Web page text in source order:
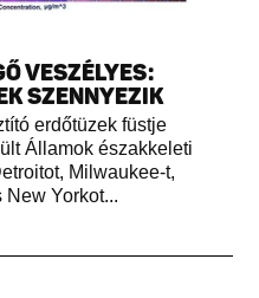
VESZÉLYES:
SZENNYEZIK
erdőtüzek füstje
Államok északkeleti
Milwaukee-t,
Yorkot...